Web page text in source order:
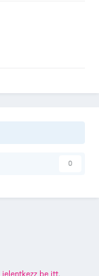
0
jelentkezz be itt.